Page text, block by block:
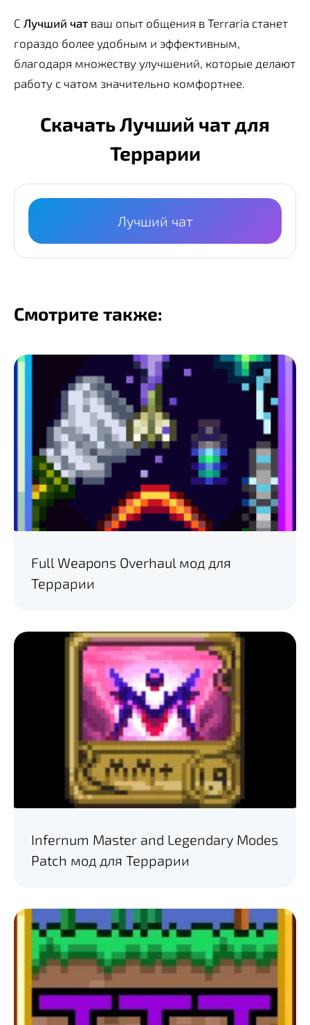
С Лучший чат ваш опыт общения в Terraria станет
гораздо более удобным и эффективным,
благодаря множеству улучшений, которые делают
работу с чатом значительно комфортнее.
Скачать Лучший чат для
Террарии
Лучший чат
Смотрите также:
Full Weapons Overhaul мод для
Террарии
Infernum Master and Legendary Modes
Patch мод для Террарии